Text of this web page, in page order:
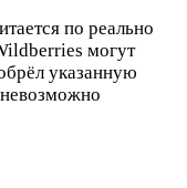
по реально
могут
указанную